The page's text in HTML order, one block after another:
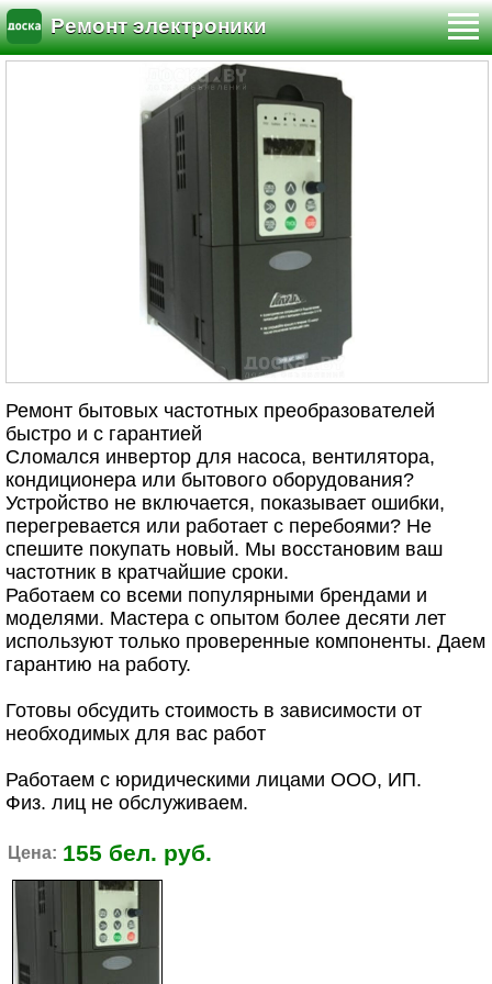
Ремонт электроники
Ремонт бытовых частотных преобразователей
быстро и с гарантией
Сломался инвертор для насоса, вентилятора,
кондиционера или бытового оборудования?
Устройство не включается, показывает ошибки,
перегревается или работает с перебоями? Не
спешите покупать новый. Мы восстановим ваш
частотник в кратчайшие сроки.
Работаем со всеми популярными брендами и
моделями. Мастера с опытом более десяти лет
используют только проверенные компоненты. Даем
гарантию на работу.
Готовы обсудить стоимость в зависимости от
необходимых для вас работ
Работаем с юридическими лицами ООО, ИП.
Физ. лиц не обслуживаем.
Цена: 155 бел. руб.